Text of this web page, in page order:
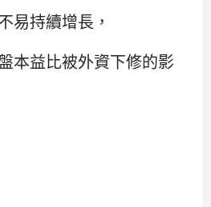
易持續增長，
本益比被外資下修的影